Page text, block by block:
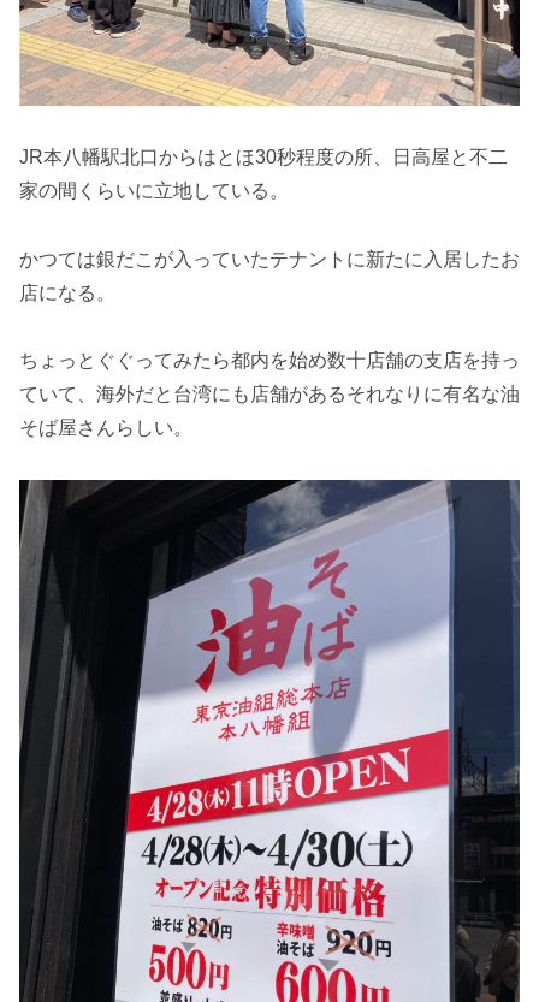
JR本八幡駅北口からはとほ30秒程度の所、日高屋と不二
家の間くらいに立地している。
かつては銀だこが入っていたテナントに新たに入居したお
店になる。
ちょっとぐぐってみたら都内を始め数十店舗の支店を持っ
ていて、海外だと台湾にも店舗があるそれなりに有名な油
そば屋さんらしい。